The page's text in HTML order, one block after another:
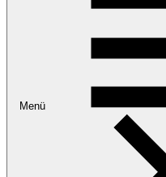
Menü